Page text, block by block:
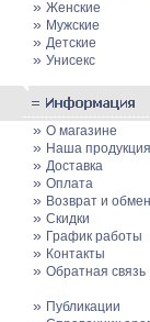
» Женские
» Мужские
» Детские
» Унисекс
» О магазине
» Наша продукция
» Доставка
» Оплата
» Возврат и обмен
» Скидки
» График работы
» Контакты
» Обратная связь
» Публикации